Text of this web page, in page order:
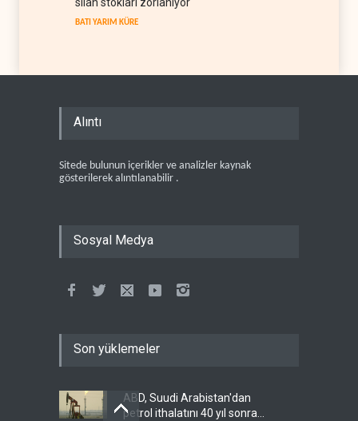
BATI YARIM KÜRE
Alıntı
Sitede bulunun içerikler ve analizler kaynak
gösterilerek alıntılanabilir .
Sosyal Medya
Son yüklemeler
ABD, Suudi Arabistan'dan
petrol ithalatını 40 yıl sonra